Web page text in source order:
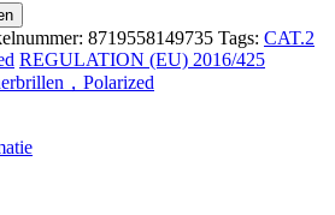
8719558149735 Tags: CAT.2
REGULATION (EU) 2016/425
，Polarized